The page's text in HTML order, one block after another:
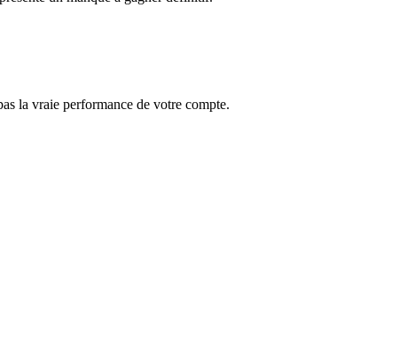
la vraie performance de votre compte.